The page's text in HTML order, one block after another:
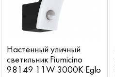
Настенный уличный
светильник Fiumicino
98149 11W 3000K Eglo